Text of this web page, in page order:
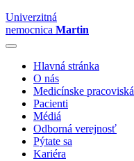
Univerzitná
nemocnica Martin
Hlavná stránka
O nás
Medicínske pracoviská
Pacienti
Médiá
Odborná verejnosť
Pýtate sa
Kariéra